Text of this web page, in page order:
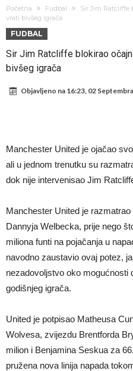
napokon poznat
Engleski reprezentativac
Suđenje o smrti Maradone:
oprati
Ko je uvjerio Rodrija da
Atletico prati situaciju.
Početna Fudbal
Sir Jim Ratcliffe
vrati bivšeg igrača
FUDBAL
Sir Jim Ratcliffe blokirao
bivšeg igrača
Objavljeno na 16:23, 02 Septembra
Manchester United je ojačao
ali u jednom trenutku su
dok nije intervenisao Jim
Manchester United je
Dannyja Welbecka, prije nego
miliona funti na pojačanja u
navodno zaustavio ovaj potez,
nezadovoljstvo oko mogućnosti
godišnjeg igrača.
United je potpisao Matheusa
Wolvesa, zvijezdu Brentforda
milion i Benjamina Seskua za
pružena nova linija napada